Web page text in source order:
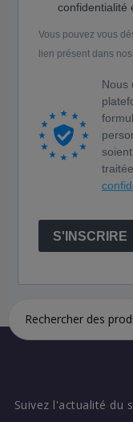
confidentialité
Vous pouvez vous
lien présent dans
Nous
S'INSCRIRE
Suivez l'actualité du